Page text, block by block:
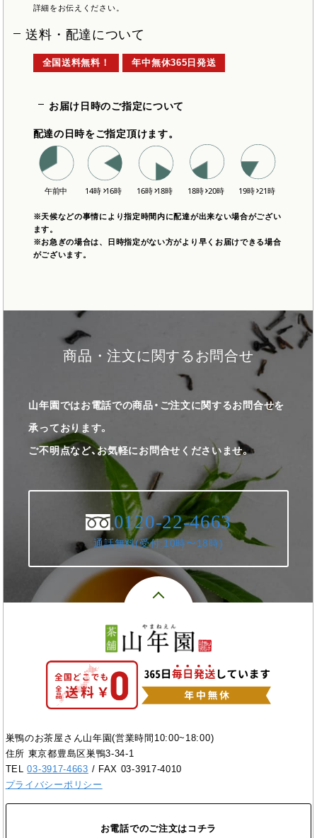
詳細をお伝えください。
送料・配達について
全国送料無料！ 年中無休365日発送
お届け日時のご指定について
配達の日時をご指定頂けます。
※天候などの事情により指定時間内に配達が出来ない場合がござい
ます。
※お急ぎの場合は、日時指定がない方がより早くお届けできる場合
がございます。
商品・注文に関するお問合せ
山年園ではお電話での商品・ご注文に関するお問合せを
承っております。
ご不明点など、お気軽にお問合せくださいませ。
0120-22-4663
通話無料(受付:10時〜18時)
巣鴨のお茶屋さん山年園(営業時間10:00~18:00)
住所 東京都豊島区巣鴨3-34-1
TEL03-3917-4663 / FAX 03-3917-4010
プライバシーポリシー
お電話でのご注文はコチラ